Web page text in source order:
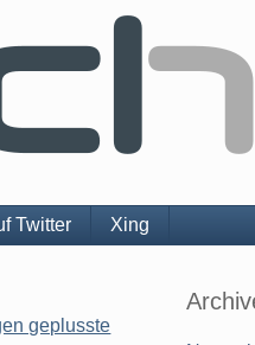
Twitter Xing
geplusste
Sidebar